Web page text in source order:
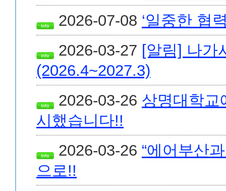
2026-07-08 ‘일중한 협
2026-03-27 [알림] 나가
(2026.4~2027.3)
2026-03-26 상명대학교
시했습니다!!
2026-03-26 “에어부산
으로!!